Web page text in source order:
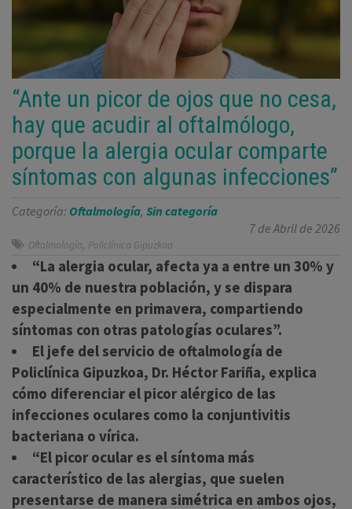
“Ante un picor de ojos que no cesa,
hay que acudir al oftalmólogo,
porque la alergia ocular comparte
síntomas con algunas infecciones”
Categoría: Oftalmología, Sin categoría
7 de Abril de 2026
Oftalmología, Policlínica Gipuzkoa
“La alergia ocular, afecta ya a entre un 30% y
un 40% de nuestra población, y se dispara
especialmente en primavera, compartiendo
síntomas con otras patologías oculares”.
El jefe del servicio de oftalmología de
Policlínica Gipuzkoa, Dr. Héctor Fariña, explica
cómo diferenciar el picor alérgico de las
infecciones oculares como la conjuntivitis
bacteriana o vírica.
“El picor ocular es el síntoma más
característico de las alergias, que suelen
presentarse de manera simétrica en ambos ojos,